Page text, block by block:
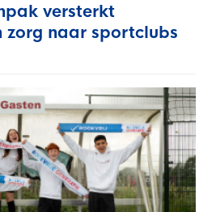
versterkt
zorg naar sportclubs